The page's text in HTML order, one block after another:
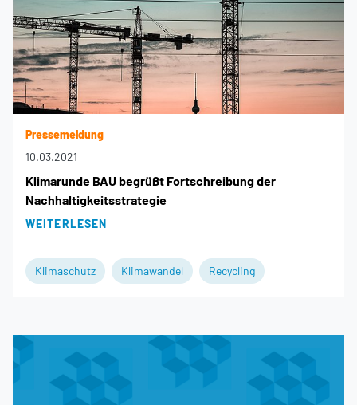
Pressemeldung
10.03.2021
Klimarunde BAU begrüßt Fortschreibung der
Nachhaltigkeitsstrategie
WEITERLESEN
Klimaschutz Klimawandel Recycling